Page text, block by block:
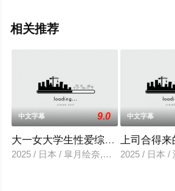
相关推荐
中文字幕 9.0
大一女大学生性爱综艺视频
2025 / 日本 / 皐月绘奈,水田贤治
中文字幕
上司合得来
2025 / 日本 /